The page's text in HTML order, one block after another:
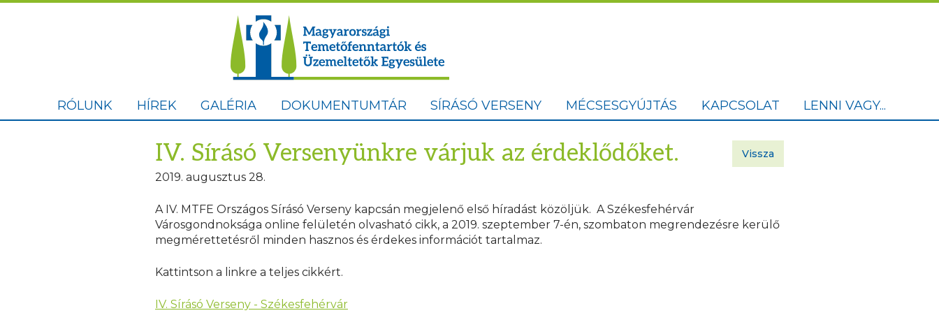
RÓLUNK HÍREK GALÉRIA DOKUMENTUMTÁR SÍRÁSÓ VERSENY MÉCSESGYÚJTÁS KAPCSOLAT LENNI VAGY...
IV. Sírásó Versenyünkre várjuk az érdeklődőket. Vissza
2019. augusztus 28.
A IV. MTFE Országos Sírásó Verseny kapcsán megjelenő első híradást közöljük. A Székesfehérvár
Városgondnoksága online felületén olvasható cikk, a 2019. szeptember 7-én, szombaton megrendezésre kerülő
megmérettetésről minden hasznos és érdekes információt tartalmaz.
Kattintson a linkre a teljes cikkért.
IV. Sírásó Verseny - Székesfehérvár